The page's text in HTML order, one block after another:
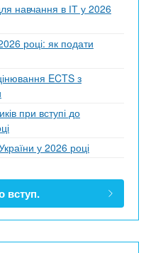
навчання в ІТ у 2026
році: як подати
ECTS з
при вступі до
у 2026 році
вступ.